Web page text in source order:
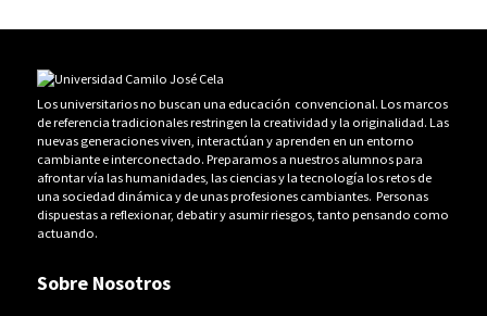
Los universitarios no buscan una educación convencional. Los marcos
de referencia tradicionales restringen la creatividad y la originalidad. Las
nuevas generaciones viven, interactúan y aprenden en un entorno
cambiante e interconectado. Preparamos a nuestros alumnos para
afrontar vía las humanidades, las ciencias y la tecnología los retos de
una sociedad dinámica y de unas profesiones cambiantes. Personas
dispuestas a reflexionar, debatir y asumir riesgos, tanto pensando como
actuando.
Sobre Nosotros